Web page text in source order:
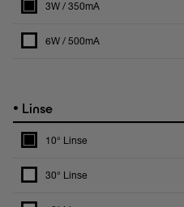
3W / 350mA
6W / 500mA
• Linse
10° Linse
30° Linse